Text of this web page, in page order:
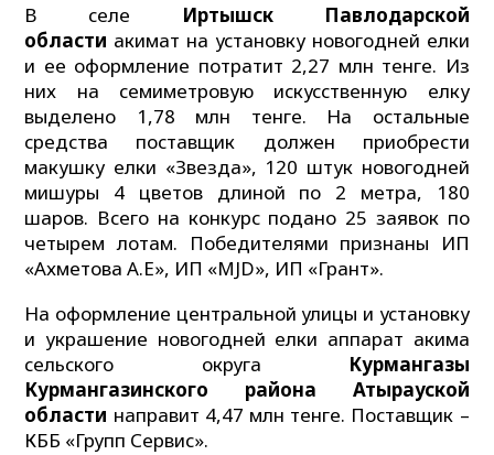
В селе
Иртышск Павлодарской
области акимат на установку новогодней елки
и ее оформление потратит 2,27 млн тенге. Из
них на семиметровую искусственную елку
выделено 1,78 млн тенге. На остальные
средства поставщик должен приобрести
макушку елки «Звезда», 120 штук новогодней
мишуры 4 цветов длиной по 2 метра, 180
шаров. Всего на конкурс подано 25 заявок по
четырем лотам. Победителями признаны ИП
«Ахметова А.Е», ИП «MJD», ИП «Грант».
На оформление центральной улицы и установку
и украшение новогодней елки аппарат акима
сельского округа
Курмангазы
Курмангазинского района Атырауской
области направит 4,47 млн тенге. Поставщик –
КББ «Групп Сервис».